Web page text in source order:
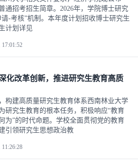
通招考招生简章。2026年，学院博士研究
-考核”机制。本年度计划招收博士研究生
计划详见
17:01:52
化改革创新，推进研究生教育高质
构建高质量研究生教育体系西南林业大学
研究生教育的根本任务，积极响应“教育
为”的时代命题。学校全面贯彻党的教育
引领研究生思想政治教
11:26:28